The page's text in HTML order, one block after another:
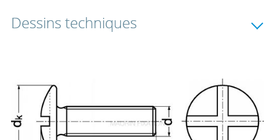
Dessins techniques